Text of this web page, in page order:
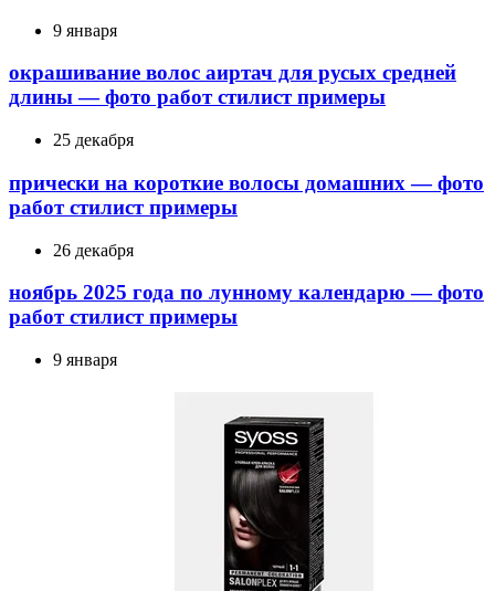
9 января
окрашивание волос аиртач для русых средней
длины — фото работ стилист примеры
25 декабря
прически на короткие волосы домашних — фото
работ стилист примеры
26 декабря
ноябрь 2025 года по лунному календарю — фото
работ стилист примеры
9 января